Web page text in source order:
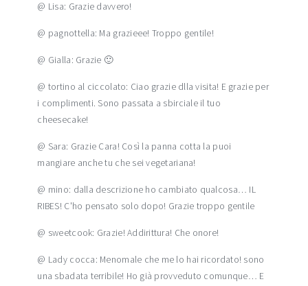
@ Lisa: Grazie davvero!
@ pagnottella: Ma grazieee! Troppo gentile!
@ Gialla: Grazie 🙂
@ tortino al ciccolato: Ciao grazie dlla visita! E grazie per
i complimenti. Sono passata a sbirciale il tuo
cheesecake!
@ Sara: Grazie Cara! Così la panna cotta la puoi
mangiare anche tu che sei vegetariana!
@ mino: dalla descrizione ho cambiato qualcosa… IL
RIBES! C'ho pensato solo dopo! Grazie troppo gentile
@ sweetcook: Grazie! Addirittura! Che onore!
@ Lady cocca: Menomale che me lo hai ricordato! sono
una sbadata terribile! Ho già provveduto comunque… E